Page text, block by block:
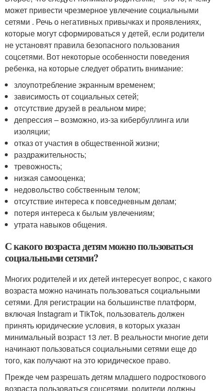
может привести чрезмерное увлечение социальными
сетями . Речь о негативных привычках и проявлениях,
которые могут сформироваться у детей, если родители
не установят правила безопасного пользования
соцсетями. Вот некоторые особенности поведения
ребенка, на которые следует обратить внимание:
злоупотребление экранным временем;
зависимость от социальных сетей;
отсутствие друзей в реальном мире;
депрессия – возможно, из-за кибербуллинга или
изоляции;
отказ от участия в общественной жизни;
раздражительность;
тревожность;
низкая самооценка;
недовольство собственным телом;
отсутствие интереса к повседневным делам;
потеря интереса к былым увлечениям;
утрата навыков общения.
С какого возраста детям можно пользоваться
социальными сетями?
Многих родителей и их детей интересует вопрос, с какого
возраста можно начинать пользоваться социальными
сетями. Для регистрации на большинстве платформ,
включая Instagram и TikTok, пользователь должен
принять юридические условия, в которых указан
минимальный возраст 13 лет. В реальности многие дети
начинают пользоваться социальными сетями еще до
того, как получают на это юридическое право.
Прежде чем разрешать детям младшего подросткового
возраста пользоваться соцсетями, родители должны